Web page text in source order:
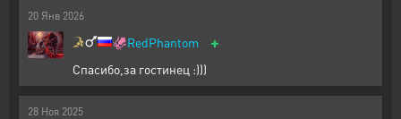
20 Янв 2026
🦑RedPhantom +
Спасибо,за гостинец :)))
28 Ноя 2025